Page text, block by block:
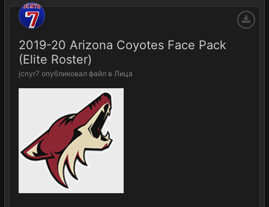
2019-20 Arizona Coyotes Face Pack
(Elite Roster)
jcnyr7 опубликовал файл в Лица